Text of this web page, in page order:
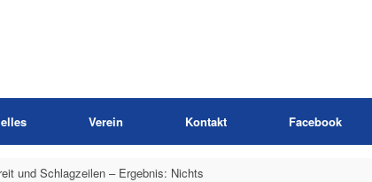
Verein Kontakt Facebook
und Schlagzeilen – Ergebnis: Nichts